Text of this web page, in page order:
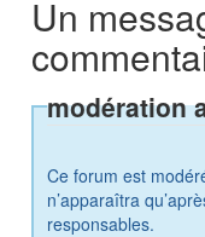
Un
modération
Ce forum est
n’apparaîtra
responsables.